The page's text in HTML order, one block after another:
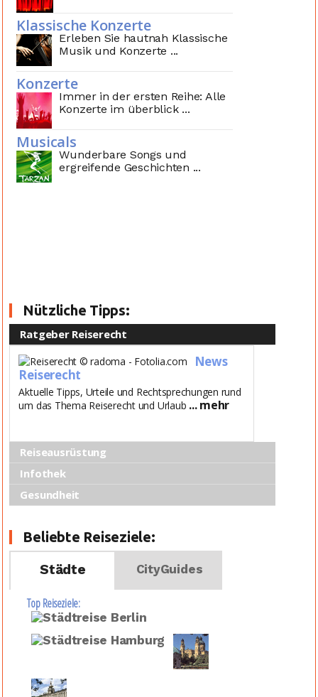
Klassische Konzerte
Erleben Sie hautnah Klassische
Musik und Konzerte ...
Konzerte
Immer in der ersten Reihe: Alle
Konzerte im überblick ...
Musicals
Wunderbare Songs und
ergreifende Geschichten ...
Nützliche Tipps:
Ratgeber Reiserecht
News
Reiserecht
Aktuelle Tipps, Urteile und Rechtsprechungen rund
um das Thema Reiserecht und Urlaub ... mehr
Reiseausrüstung
Infothek
Gesundheit
Beliebte Reiseziele:
Städte
CityGuides
Top Reiseziele: